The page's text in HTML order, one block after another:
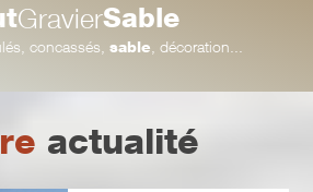
GravierSable
concassés, sable , décoration...
actualité